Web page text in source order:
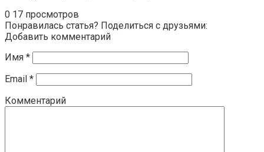
0 17 просмотров
Понравилась статья? Поделиться с друзьями:
Добавить комментарий
Имя *
Email *
Комментарий